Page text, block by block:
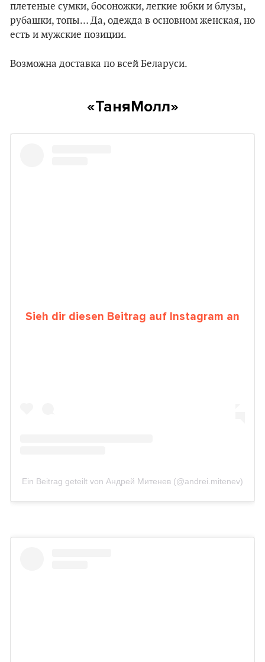
плетеные сумки, босоножки, легкие юбки и блузы,
рубашки, топы… Да, одежда в основном женская, но
есть и мужские позиции.
Возможна доставка по всей Беларуси.
«ТаняМолл»
Sieh dir diesen Beitrag auf Instagram an
Ein Beitrag geteilt von Андрей Митенев (@andrei.mitenev)